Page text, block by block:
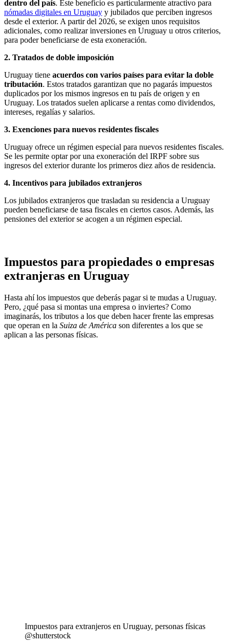
dentro del país. Este beneficio es particularmente atractivo para
nómadas digitales en Uruguay y jubilados que perciben ingresos
desde el exterior. A partir del 2026, se exigen unos requisitos
adicionales, como realizar inversiones en Uruguay u otros criterios,
para poder beneficiarse de esta exoneración.
2. Tratados de doble imposición
Uruguay tiene acuerdos con varios países para evitar la doble
tributación. Estos tratados garantizan que no pagarás impuestos
duplicados por los mismos ingresos en tu país de origen y en
Uruguay. Los tratados suelen aplicarse a rentas como dividendos,
intereses, regalías y salarios.
3. Exenciones para nuevos residentes fiscales
Uruguay ofrece un régimen especial para nuevos residentes fiscales.
Se les permite optar por una exoneración del IRPF sobre sus
ingresos del exterior durante los primeros diez años de residencia.
4. Incentivos para jubilados extranjeros
Los jubilados extranjeros que trasladan su residencia a Uruguay
pueden beneficiarse de tasa fiscales en ciertos casos. Además, las
pensiones del exterior se acogen a un régimen especial.
Impuestos para propiedades o empresas
extranjeras en Uruguay
Hasta ahí los impuestos que deberás pagar si te mudas a Uruguay.
Pero, ¿qué pasa si montas una empresa o inviertes? Como
imaginarás, los tributos a los que deben hacer frente las empresas
que operan en la Suiza de América son diferentes a los que se
aplican a las personas físicas.
Impuestos para extranjeros en Uruguay, personas físicas
@shutterstock